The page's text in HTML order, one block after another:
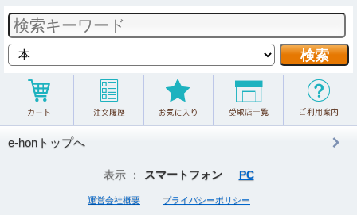
e-honトップへ
表示 ： スマートフォン PC
運営会社概要 プライバシーポリシー